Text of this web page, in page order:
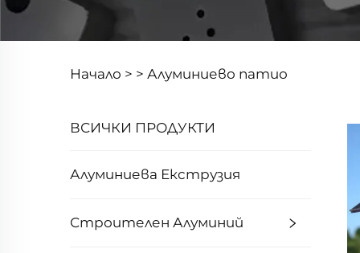
Начало > > Алуминиево патио
ВСИЧКИ ПРОДУКТИ
Алуминиева Екструзия
Строителен Алуминий